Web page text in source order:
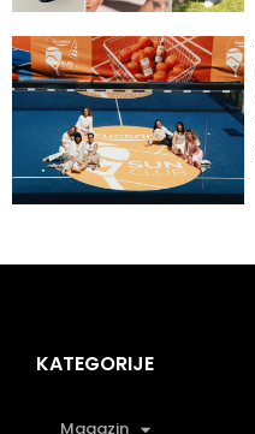
KATEGORIJE
Magazin